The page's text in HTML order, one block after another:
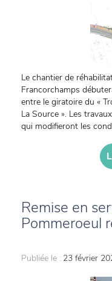
Le chantier de
Francorchamps
entre le giratoire du «
La Source ». Les
qui modifieront les
Remise en
Pommeroeul
Publiée le : 23 février